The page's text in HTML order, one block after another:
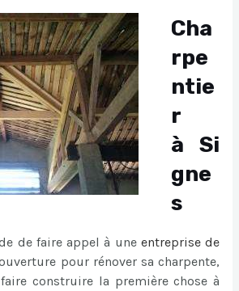
Cha
rpe
ntie
r
à Si
gne
s
de faire appel à une entreprise de
pour rénover sa charpente,
construire la première chose à